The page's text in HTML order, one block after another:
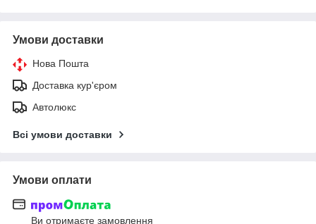
Умови доставки
Нова Пошта
Доставка кур'єром
Автолюкс
Всі умови доставки
Умови оплати
Ви отримаєте замовлення